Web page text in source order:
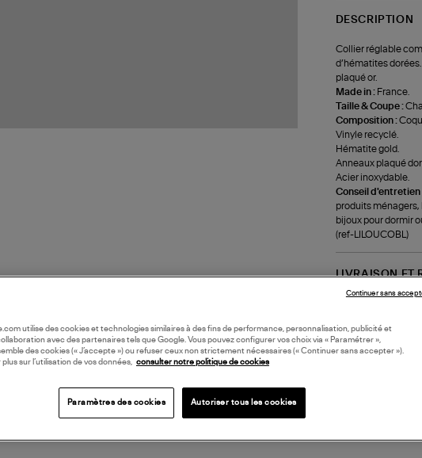
DESCRIPTION
Collier réglable
d’hématites
plaqué or.
Made in : France.
Taille & Coupe :
Composition :
Vinyle recyclé.
Hématite gold.
Anneaux plaqué
Acier inoxydable.
Conseil d'entretien
produits ménagers,
bijoux pour dormir
(ref-LILOUCOBL)
LIVRAISON ET
Collections similaires
utilise des cookies et technologies similaires à des fins de performance, personnalisation, publicité et
avec des partenaires tels que Google. Vous pouvez configurer vos choix via « Paramétrer »,
des cookies (« J’accepte ») ou refuser ceux non strictement nécessaires (« Continuer sans accepter »).
plus sur l’utilisation de vos données, consulter notre politique de cookies
Paramètres des cookies Autoriser tous les cookies
Continuer sans